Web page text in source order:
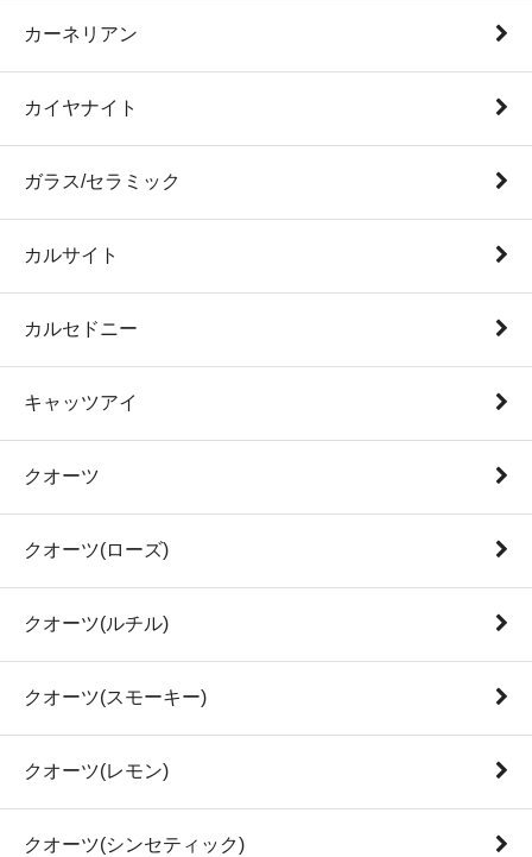
カーネリアン
カイヤナイト
ガラス/セラミック
カルサイト
カルセドニー
キャッツアイ
クオーツ
クオーツ(ローズ)
クオーツ(ルチル)
クオーツ(スモーキー)
クオーツ(レモン)
クオーツ(シンセティック)